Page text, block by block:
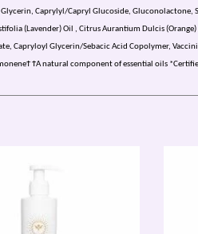
Caprylyl/Capryl Glucoside,
(Lavender) Oil , Citrus Aurantium Dulcis
Glycerin/Sebacic Acid Copolymer,
ϮA natural component of essential oils